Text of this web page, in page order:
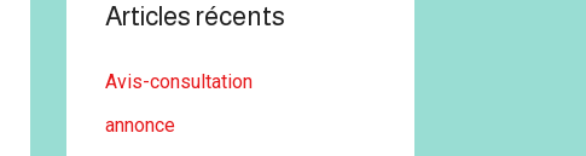
Articles récents
Avis-consultation
annonce